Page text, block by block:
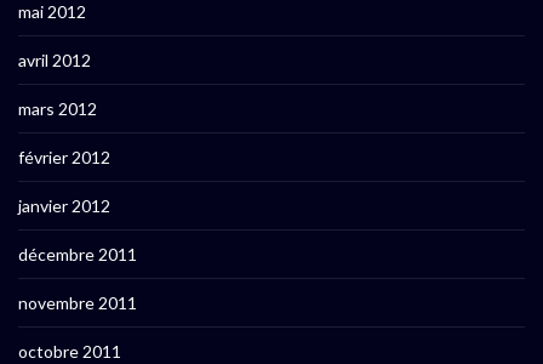
mai 2012
avril 2012
mars 2012
février 2012
janvier 2012
décembre 2011
novembre 2011
octobre 2011